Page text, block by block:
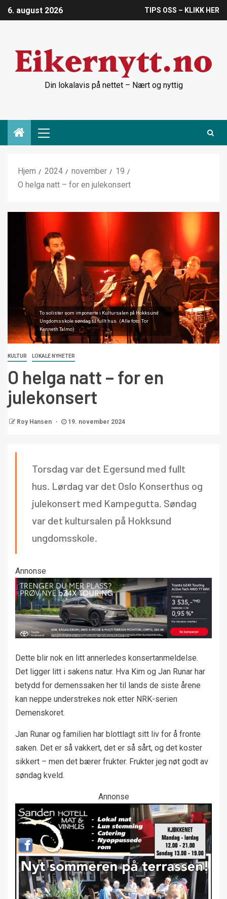
6. august 2026 TIPS OSS – KLIKK HER
Din lokalavis på nettet – Nært og nyttig
Hjem 2024 november
19
O helga natt – for en julekonsert
To solister som imponerte i Kultursalen på Hokksund
Ungdomsskole søndag til fullt hus. (Alle foto: Tor
Kenneth Talmo)
KULTUR LOKALE NYHETER
O helga natt – for en
julekonsert
Roy Hansen 19. november 2024
Torsdag var det Egersund med fullt
hus. Lørdag var det Oslo Konserthus og
julekonsert med Kampegutta. Søndag
var det kultursalen på Hokksund
ungdomsskole.
Annonse
Dette blir nok en litt annerledes konsertanmeldelse.
Det ligger litt i sakens natur. Hva Kim og Jan Runar har
betydd for demenssaken her til lands de siste årene
kan neppe understrekes nok etter NRK-serien
Demenskoret.
Jan Runar og familien har blottlagt sitt liv for å fronte
saken. Det er så vakkert, det er så sårt, og det koster
sikkert – men det bærer frukter. Frukter jeg nøt godt av
søndag kveld.
Annonse